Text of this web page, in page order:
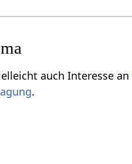
auch Interesse an
.